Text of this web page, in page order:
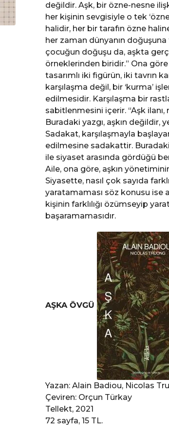
değildir. Aşk, bir özne-nesne
her kişinin sevgisiyle o tek
halidir, her bir tarafın özne
her zaman dünyanın doğuşuna
çocuğun doğuşu da, aşkta
örneklerinden biridir.” Ona göre
tasarımlı iki figürün, iki tavrın
karşılaşma değil, bir ‘kurma’
edilmesidir. Karşılaşma bir
sabitlenmesini içerir. “Aşk ilanı,
Buradaki yazgı, aşkın değildir,
Sadakat, karşılaşmayla
edilmesine sadakattir. Buradaki
ile siyaset arasında gördüğü
Aile, ona göre, aşkın
Siyasette, nasıl çok sayıda
yaratamaması söz konusu ise
kişinin farklılığı özümseyip
başaramamasıdır.
AŞKA ÖVGÜ
Yazan: Alain Badiou, Nicolas
Çeviren: Orçun Türkay
Tellekt, 2021
72 sayfa, 15 TL.